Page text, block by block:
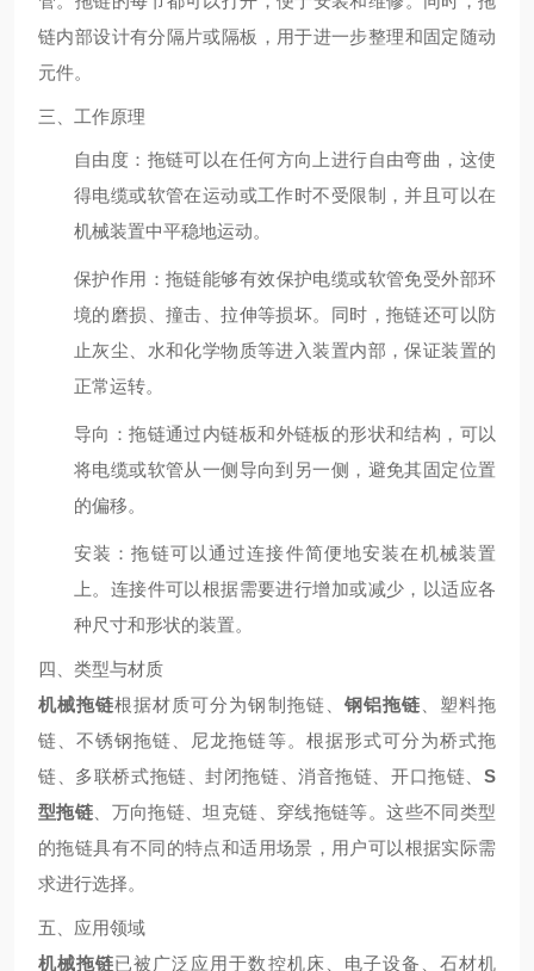
链内部设计有分隔片或隔板，用于进一步整理和固定随动
元件。
三、工作原理
自由度 ：拖链可以在任何方向上进行自由弯曲，这使
得电缆或软管在运动或工作时不受限制，并且可以在
机械装置中平稳地运动。
保护作用 ：拖链能够有效保护电缆或软管免受外部环
境的磨损、撞击、拉伸等损坏。同时，拖链还可以防
止灰尘、水和化学物质等进入装置内部，保证装置的
正常运转。
导向 ：拖链通过内链板和外链板的形状和结构，可以
将电缆或软管从一侧导向到另一侧，避免其固定位置
的偏移。
安装 ：拖链可以通过连接件简便地安装在机械装置
上。连接件可以根据需要进行增加或减少，以适应各
种尺寸和形状的装置。
四、类型与材质
机械拖链根据材质可分为钢制拖链、 钢铝拖链 、塑料拖
链、不锈钢拖链、尼龙拖链等。根据形式可分为桥式拖
链、多联桥式拖链、封闭拖链、消音拖链、开口拖链、 S
型拖链 、万向拖链、坦克链、穿线拖链等。这些不同类型
的拖链具有不同的特点和适用场景，用户可以根据实际需
求进行选择。
五、应用领域
机械拖链已被广泛应用于数控机床、电子设备、石材机